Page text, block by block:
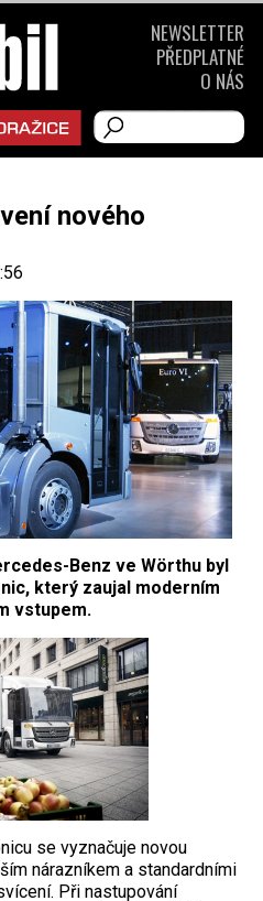
nového
Benz ve Wörthu byl
který zaujal moderním
vstupem.
se vyznačuje novou
nárazníkem a standardními
Při nastupování
NEWSLETTER
PŘEDPLATNÉ
O NÁS